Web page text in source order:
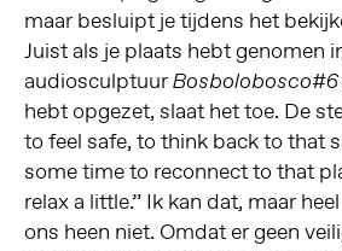
maar besluipt je tijdens het
Juist als je plaats hebt genomen
audiosculptuurBosbolobosco#6
hebt opgezet, slaat het toe. De
to feel safe, to think back to that
some time to reconnect to that
relax a little.” Ik kan dat, maar
ons heen niet. Omdat er geen